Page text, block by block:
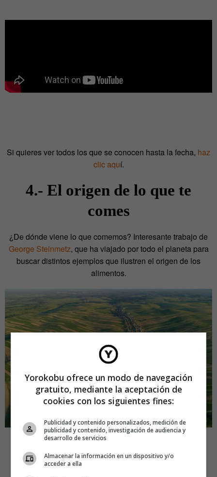
Si quieres ver todos los que se conocen hasta la fecha, haz
clic aquí.
4.- El origen de lo que te
comes
¿De dónde viene lo que comemos? Interesante trabajo de
George Steinmetz, que ha viajado por todo el planeta para
buscar distintos ejemplos que ilustren el origen de los
alimentos.
5.-Repetirse como el ajo y
triunfar
Yorokobu ofrece un modo de navegación
gratuito, mediante la aceptación de
cookies con los siguientes fines:
Publicidad y contenido personalizados, medición de
publicidad y contenido, investigación de audiencia y
desarrollo de servicios
Almacenar la información en un dispositivo y/o
acceder a ella